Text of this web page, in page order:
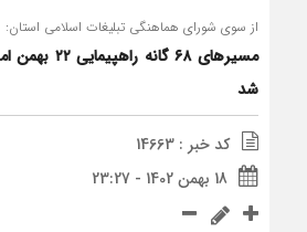
از سوی شورای هماهنگی تبلیغات اسلامی استان:
مسیرهای ۶۸
شد
کد خبر : 14663
18 بهمن 1402 - 23:27